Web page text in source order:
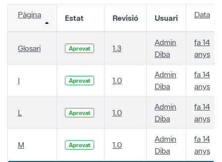
Pàgina Estat Revisió Usuari Data
Glosari Aprovat 1.3
Admin
Diba
fa 14
anys
I Aprovat 1.0
Admin
Diba
fa 14
anys
L Aprovat 1.0
Admin
Diba
fa 14
anys
M Aprovat 1.0
Admin
Diba
fa 14
anys